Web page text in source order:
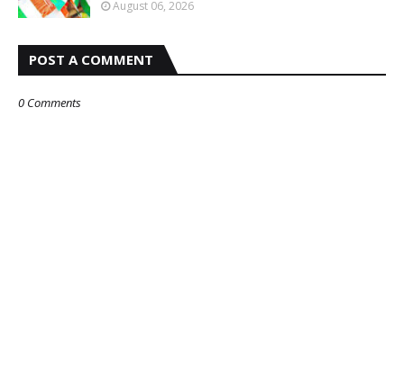
August 06, 2026
POST A COMMENT
0 Comments